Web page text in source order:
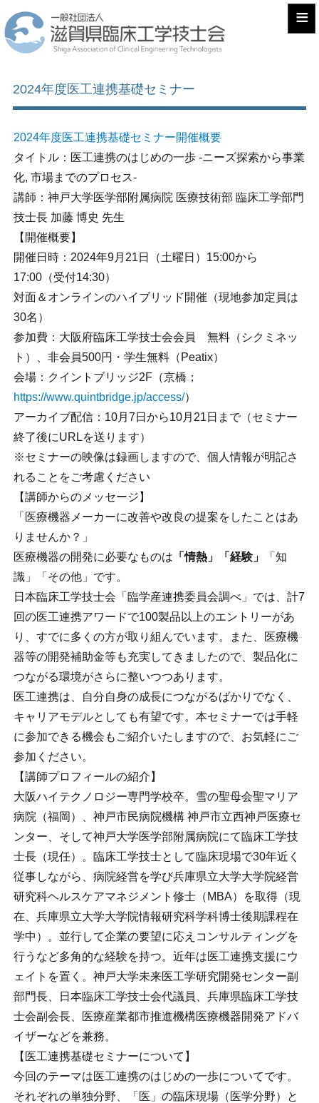
≡
2024年度医工連携基礎セミナー
2024年度医工連携基礎セミナー開催概要
タイトル：医工連携のはじめの一歩 -ニーズ探索から事業
化, 市場までのプロセス-
講師：神戸大学医学部附属病院 医療技術部 臨床工学部門
技士長 加藤 博史 先生
【開催概要】
開催日時：2024年9月21日（土曜日）15:00から
17:00（受付14:30）
対面＆オンラインのハイブリッド開催（現地参加定員は
30名）
参加費：大阪府臨床工学技士会会員 無料（シクミネッ
ト）、非会員500円・学生無料（Peatix）
会場：クイントブリッジ2F（京橋；
https://www.quintbridge.jp/access/）
アーカイブ配信：10月7日から10月21日まで（セミナー
終了後にURLを送ります）
※セミナーの映像は録画しますので、個人情報が明記さ
れることをご考慮ください
【講師からのメッセージ】
「医療機器メーカーに改善や改良の提案をしたことはあ
りませんか？」
医療機器の開発に必要なものは 「情熱」「経験」
「知
識」「その他」です。
日本臨床工学技士会「臨学産連携委員会調べ」では、計7
回の医工連携アワードで100製品以上のエントリーがあ
り、すでに多くの方が取り組んでいます。また、医療機
器等の開発補助金等も充実してきましたので、製品化に
つながる環境がさらに整いつつあります。
医工連携は、自分自身の成長につながるばかりでなく、
キャリアモデルとしても有望です。本セミナーでは手軽
に参加できる機会もご紹介いたしますので、お気軽にご
参加ください。
【講師プロフィールの紹介】
大阪ハイテクノロジー専門学校卒。雪の聖母会聖マリア
病院（福岡）、神戸市民病院機構 神戸市立西神戸医療セ
ンター、そして神戸大学医学部附属病院にて臨床工学技
士長（現任）。臨床工学技士として臨床現場で30年近く
従事しながら、病院経営を学び兵庫県立大学大学院経営
研究科ヘルスケアマネジメント修士（MBA）を取得（現
在、兵庫県立大学大学院情報研究科学科博士後期課程在
学中）。並行して企業の要望に応えコンサルティングを
行うなど多角的な経験を持つ。近年は医工連携支援にウ
ェイトを置く。神戸大学未来医工学研究開発センター副
部門長、日本臨床工学技士会代議員、兵庫県臨床工学技
士会副会長、医療産業都市推進機構医療機器開発アドバ
イザーなどを兼務。
【医工連携基礎セミナーについて】
今回のテーマは医工連携のはじめの一歩についてです。
それぞれの単独分野、「医」の臨床現場（医学分野）と